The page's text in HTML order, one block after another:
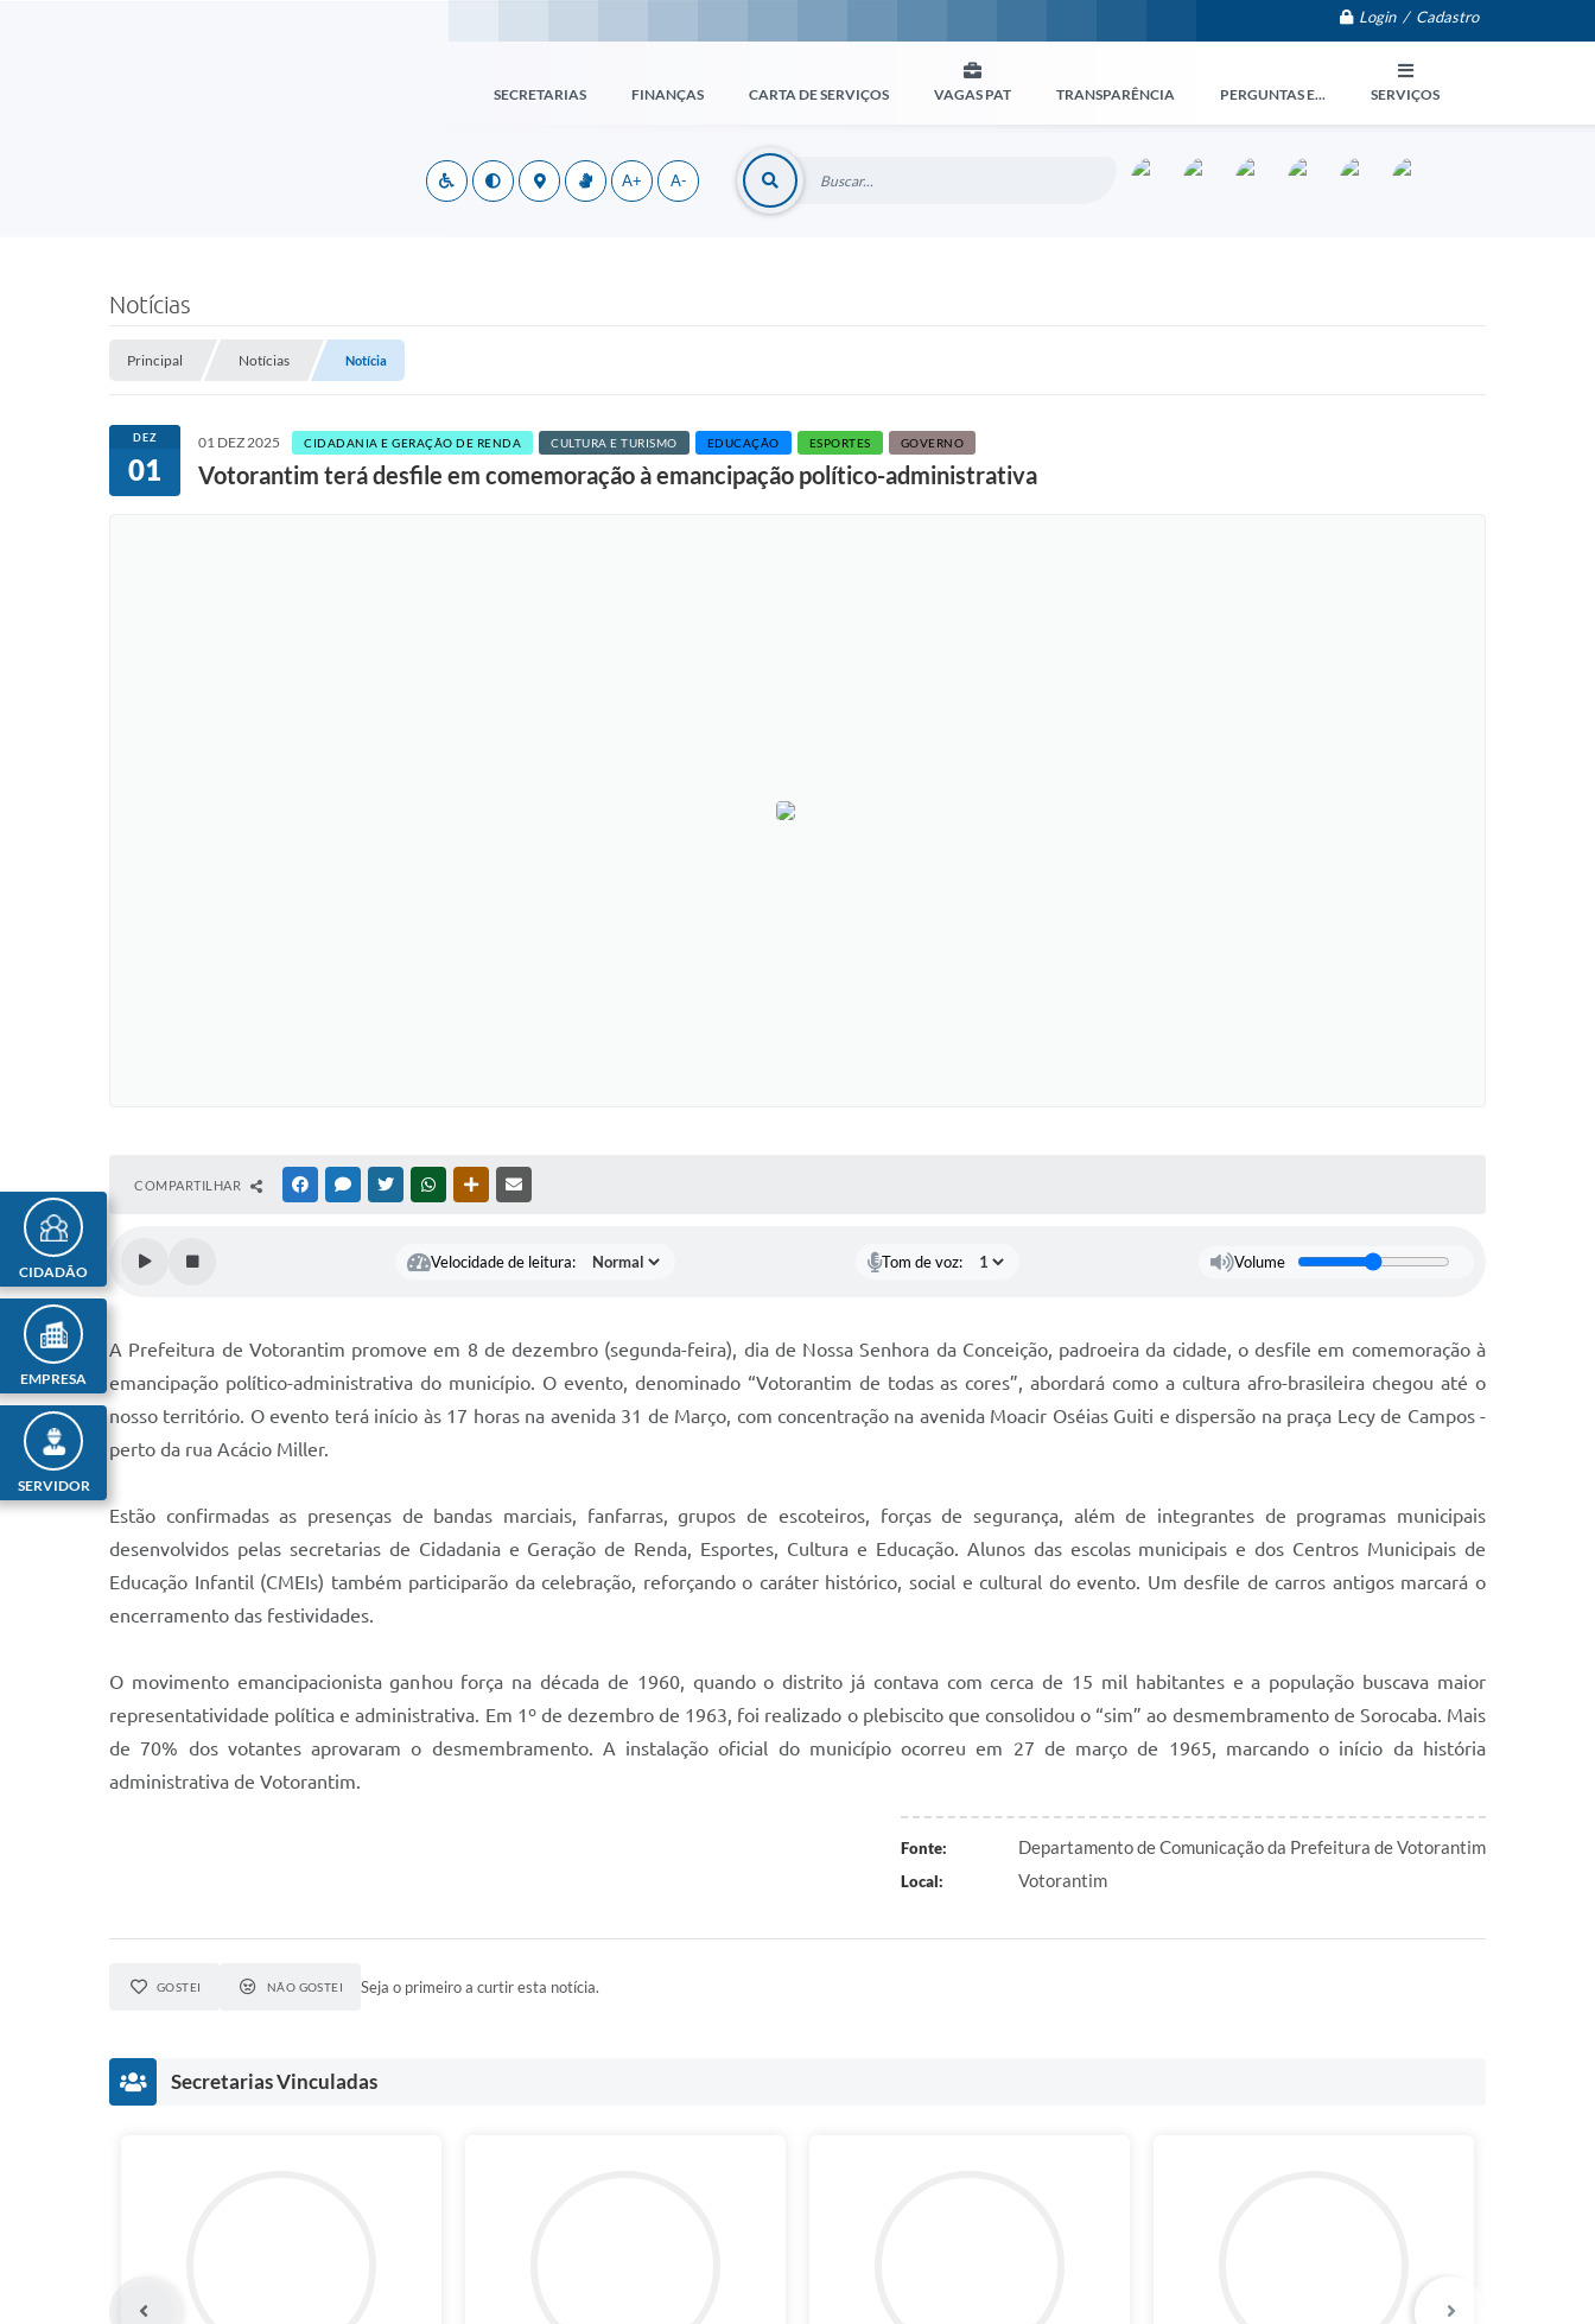
Login / Cadastro
SECRETARIAS FINANÇAS CARTA DE SERVIÇOS VAGAS PAT TRANSPARÊNCIA PERGUNTAS E... SERVIÇOS
A+ A-
CIDADÃO
EMPRESA
SERVIDOR
Notícias
Principal Notícias Notícia
DEZ
01
01 DEZ 2025 CIDADANIA E GERAÇÃO DE RENDA CULTURA E TURISMO EDUCAÇÃO ESPORTES GOVERNO
Votorantim terá desfile em comemoração à emancipação político-administrativa
COMPARTILHAR FACEBOOKMESSENGER
TWITTERWHATSAPPOUTRAS MÍDIAS
Velocidade de leitura: Tom de voz: Volume
A Prefeitura de Votorantim promove em 8 de dezembro (segunda-feira), dia de Nossa Senhora da Conceição, padroeira da cidade, o desfile em comemoração à
emancipação político-administrativa do município. O evento, denominado “Votorantim de todas as cores”, abordará como a cultura afro-brasileira chegou até o
nosso território. O evento terá início às 17 horas na avenida 31 de Março, com concentração na avenida Moacir Oséias Guiti e dispersão na praça Lecy de Campos -
perto da rua Acácio Miller.
Estão confirmadas as presenças de bandas marciais, fanfarras, grupos de escoteiros, forças de segurança, além de integrantes de programas municipais
desenvolvidos pelas secretarias de Cidadania e Geração de Renda, Esportes, Cultura e Educação. Alunos das escolas municipais e dos Centros Municipais de
Educação Infantil (CMEIs) também participarão da celebração, reforçando o caráter histórico, social e cultural do evento. Um desfile de carros antigos marcará o
encerramento das festividades.
O movimento emancipacionista ganhou força na década de 1960, quando o distrito já contava com cerca de 15 mil habitantes e a população buscava maior
representatividade política e administrativa. Em 1º de dezembro de 1963, foi realizado o plebiscito que consolidou o “sim” ao desmembramento de Sorocaba. Mais
de 70% dos votantes aprovaram o desmembramento. A instalação oficial do município ocorreu em 27 de março de 1965, marcando o início da história
administrativa de Votorantim.
Fonte: Departamento de Comunicação da Prefeitura de Votorantim
Local: Votorantim
GOSTEI NÃO GOSTEI Seja o primeiro a curtir esta notícia.
Secretarias Vinculadas